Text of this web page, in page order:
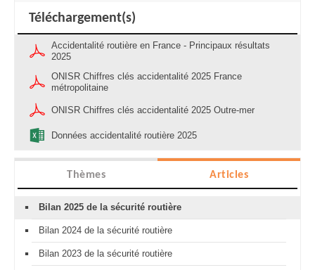
Téléchargement(s)
Accidentalité routière en France - Principaux résultats
2025
ONISR Chiffres clés accidentalité 2025 France
métropolitaine
ONISR Chiffres clés accidentalité 2025 Outre-mer
Données accidentalité routière 2025
Thèmes Articles
Bilan 2025 de la sécurité routière
Bilan 2024 de la sécurité routière
Bilan 2023 de la sécurité routière